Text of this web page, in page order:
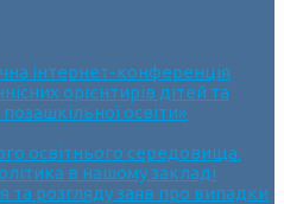
інтернет-конференція
орієнтирів дітей та
освіти»
освітнього середовища.
в нашому закладі
та розгляду заяв про випадки